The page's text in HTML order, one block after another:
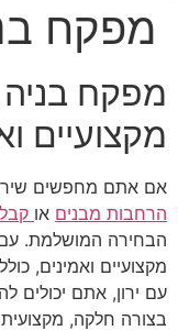
מפקח
מפקח
מקצועיים
אם אתם מחפשים
הרחבות מבנים או
מקצועיים ואמינים,
עם ירון, אתם יכולים
בצורה חלקה, מקצועית